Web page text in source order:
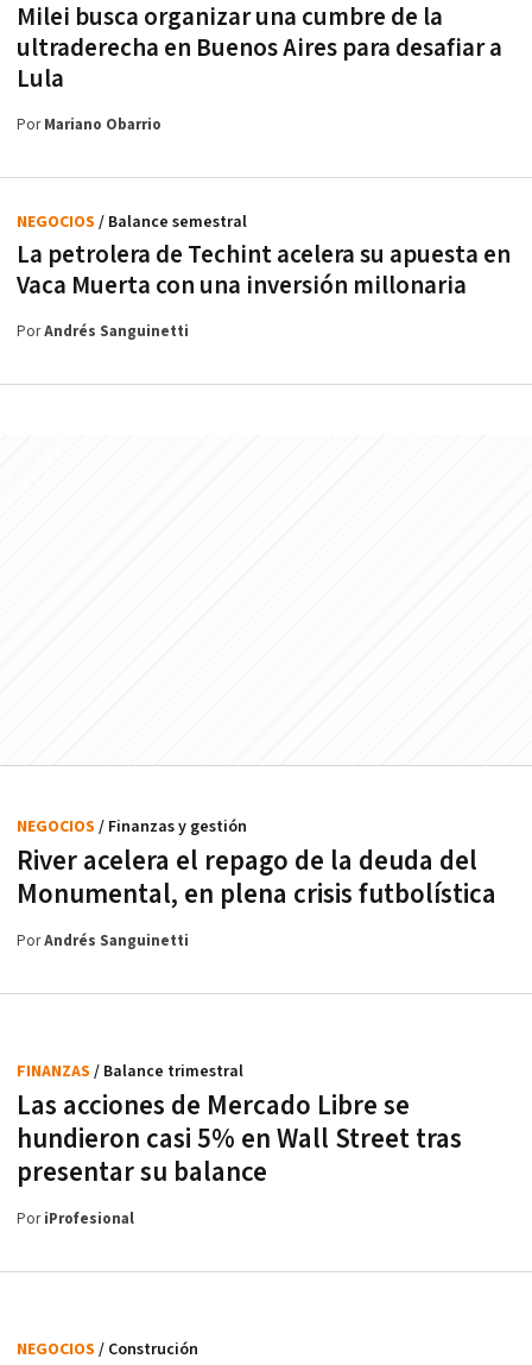
Milei busca organizar una cumbre de la
ultraderecha en Buenos Aires para desafiar a
Lula
PorMariano Obarrio
La petrolera de Techint acelera su apuesta en
Vaca Muerta con una inversión millonaria
NEGOCIOS / Balance semestral
PorAndrés Sanguinetti
River acelera el repago de la deuda del
Monumental, en plena crisis futbolística
NEGOCIOS / Finanzas y gestión
PorAndrés Sanguinetti
Las acciones de Mercado Libre se
hundieron casi 5% en Wall Street tras
presentar su balance
FINANZAS / Balance trimestral
PoriProfesional
NEGOCIOS / Construción